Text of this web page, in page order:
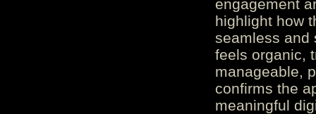
engagement
highlight how
seamless and
feels organic,
manageable,
confirms the
meaningful